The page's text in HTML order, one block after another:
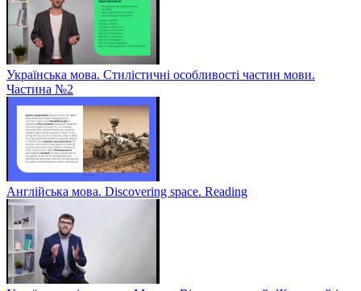
Українська мова. Стилістичні особливості частин мови.
Частина №2
Англійська мова. Discovering space. Reading